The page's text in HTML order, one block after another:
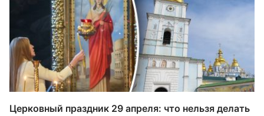
Церковный праздник 29 апреля: что нельзя делать